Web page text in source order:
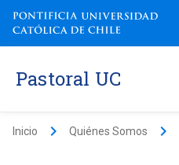
Pastoral UC
Inicio keyboard_arrow_right Quiénes Somos keyboard_arrow_right